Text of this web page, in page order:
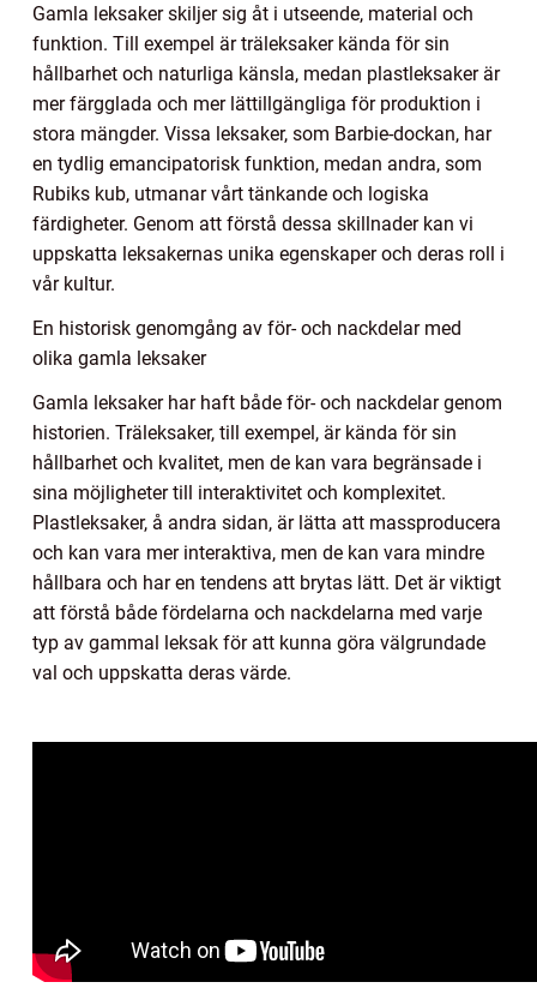
Gamla leksaker skiljer sig åt i utseende, material och
funktion. Till exempel är träleksaker kända för sin
hållbarhet och naturliga känsla, medan plastleksaker är
mer färgglada och mer lättillgängliga för produktion i
stora mängder. Vissa leksaker, som Barbie-dockan, har
en tydlig emancipatorisk funktion, medan andra, som
Rubiks kub, utmanar vårt tänkande och logiska
färdigheter. Genom att förstå dessa skillnader kan vi
uppskatta leksakernas unika egenskaper och deras roll i
vår kultur.
En historisk genomgång av för- och nackdelar med
olika gamla leksaker
Gamla leksaker har haft både för- och nackdelar genom
historien. Träleksaker, till exempel, är kända för sin
hållbarhet och kvalitet, men de kan vara begränsade i
sina möjligheter till interaktivitet och komplexitet.
Plastleksaker, å andra sidan, är lätta att massproducera
och kan vara mer interaktiva, men de kan vara mindre
hållbara och har en tendens att brytas lätt. Det är viktigt
att förstå både fördelarna och nackdelarna med varje
typ av gammal leksak för att kunna göra välgrundade
val och uppskatta deras värde.